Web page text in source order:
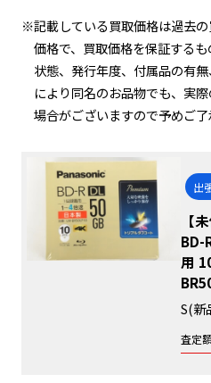
※記載している買取価格は過去
価格で、買取価格を保証する
状態、発行年度、付属品の有
により同名のお品物でも、実
場合がございますので予めご了
出
【
BD-
用
S(新
査定